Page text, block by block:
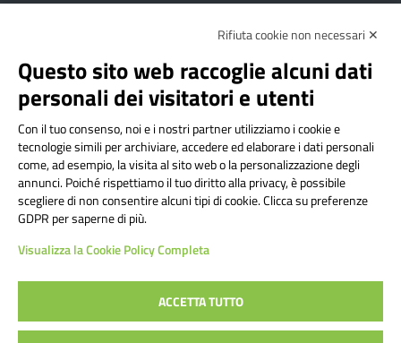
Albo onlinePrivacy Policy
Dichiarazione di accessibilità
Note Legali
Istituto Comprensivo Bricherasio
Via Cesare Bollea n. 3 - 10064 Bricherasio (TO) | P.E.O.:
toic84200d@istruzione.it | P.E.C.:
toic84200d@pec.istruzione.it
Codice Fiscale: 94544620019 | Cod. Meccanografico:
TOIC84200D | Codice IPA: istsc_toic84200d | Codice
Univoco: UFYI9M
Sito web realizzato da AVVALE SPA|Concept & Design by
Rifiuta cookie non necessari ✕
Questo sito web raccoglie alcuni dati
personali dei visitatori e utenti
Con il tuo consenso, noi e i nostri partner utilizziamo i cookie e
tecnologie simili per archiviare, accedere ed elaborare i dati personali
come, ad esempio, la visita al sito web o la personalizzazione degli
annunci. Poiché rispettiamo il tuo diritto alla privacy, è possibile
scegliere di non consentire alcuni tipi di cookie. Clicca su preferenze
GDPR per saperne di più.
Visualizza la Cookie Policy Completa
ACCETTA TUTTO